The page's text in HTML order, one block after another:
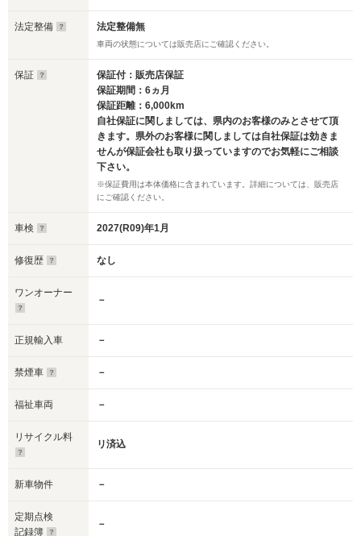
法定整備 法定整備無
車両の状態については販売店にご確認ください。
保証
保証付：販売店保証
保証期間：6ヵ月
保証距離：6,000km
自社保証に関しましては、県内のお客様のみとさせて頂
きます。県外のお客様に関しましては自社保証は効きま
せんが保証会社も取り扱っていますのでお気軽にご相談
下さい。
※保証費用は本体価格に含まれています。詳細については、販売店
にご確認ください。
車検 2027(R09)年1月
修復歴 なし
ワンオーナー
－
正規輸入車 －
禁煙車 －
福祉車両 －
リサイクル料
リ済込
新車物件 －
定期点検
記録簿
－